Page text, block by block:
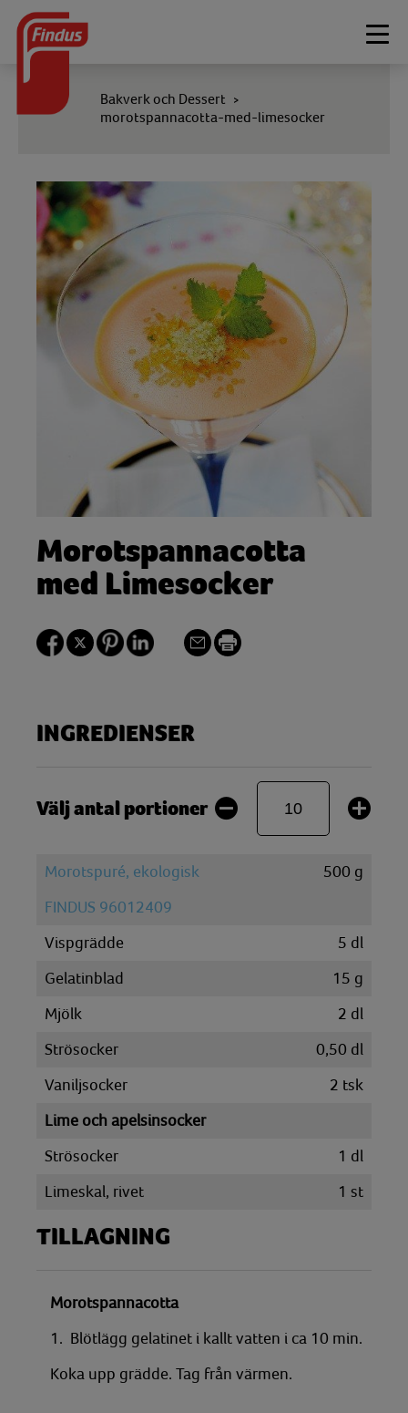
Bakverk och Dessert >
morotspannacotta-med-limesocker
Morotspannacotta
med Limesocker
INGREDIENSER
Välj antal portioner
Morotspuré, ekologisk
FINDUS 96012409
500 g
Vispgrädde 5 dl
Gelatinblad
15 g
Mjölk
2 dl
Strösocker
0,50 dl
Vaniljsocker
2 tsk
Lime och apelsinsocker
Strösocker
1 dl
Limeskal, rivet
1 st
TILLAGNING
Morotspannacotta
1. Blötlägg gelatinet i kallt vatten i ca 10 min.
Koka upp grädde. Tag från värmen.